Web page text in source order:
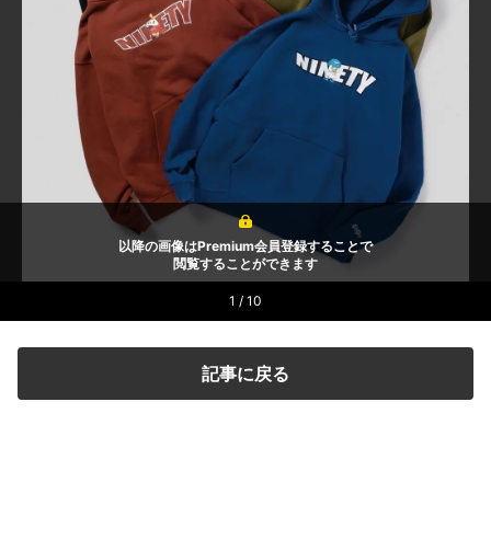
以降の画像はPremium会員登録することで
閲覧することができます
1 / 10
記事に戻る